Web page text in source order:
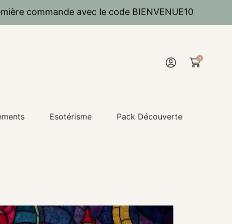
commande avec le code BIENVENUE10
Esotérisme Pack Découverte
Einloggen
0